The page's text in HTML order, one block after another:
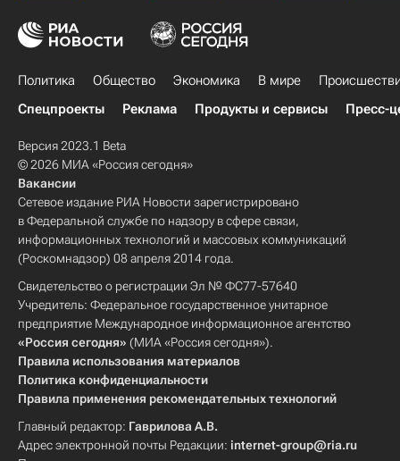
Политика Общество Экономика В мире
Спецпроекты
Реклама Продукты и сервисы Пресс-
Версия 2023.1 Beta
© 2026 МИА «Россия сегодня»
Вакансии
Сетевое издание РИА Новости зарегистрировано
в Федеральной службе по надзору в сфере связи,
информационных технологий и массовых коммуникаций
(Роскомнадзор) 08 апреля 2014 года.
Свидетельство о регистрации Эл № ФС77-57640
Учредитель: Федеральное государственное унитарное
предприятие Международное информационное агентство
«Россия сегодня» (МИА «Россия сегодня»).
Правила использования материалов
Политика конфиденциальности
Правила применения рекомендательных технологий
Главный редактор: Гаврилова А.В.
Адрес электронной почты Редакции: internet-group@ria.ru